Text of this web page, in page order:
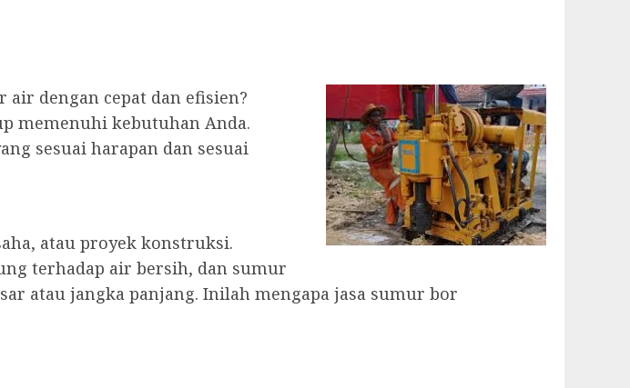
dengan cepat dan efisien?
memenuhi kebutuhan Anda.
sesuai harapan dan sesuai
atau proyek konstruksi.
terhadap air bersih, dan sumur
atau jangka panjang. Inilah mengapa jasa sumur bor